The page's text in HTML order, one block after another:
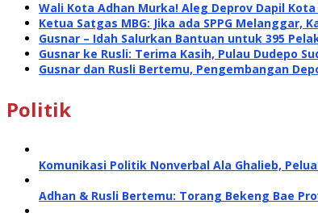
Wali Kota Adhan Murka! Aleg Deprov Dapil
Ketua Satgas MBG: Jika ada SPPG Melanggar,
Gusnar – Idah Salurkan Bantuan untuk 395
Gusnar ke Rusli: Terima Kasih, Pulau Dudepo
Gusnar dan Rusli Bertemu, Pengembangan
Politik
Komunikasi Politik Nonverbal Ala Ghalieb,
Adhan & Rusli Bertemu: Torang Bekeng Bae